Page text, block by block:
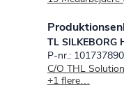
TL SILKEBORG
P-nr.:
C/O THL
THL Solutions
+1 flere…